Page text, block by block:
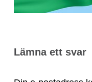
Lämna ett svar